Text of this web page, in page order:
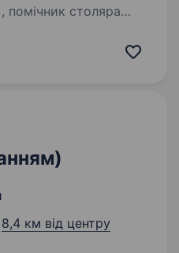
помічник столяра
8,4 км від центру